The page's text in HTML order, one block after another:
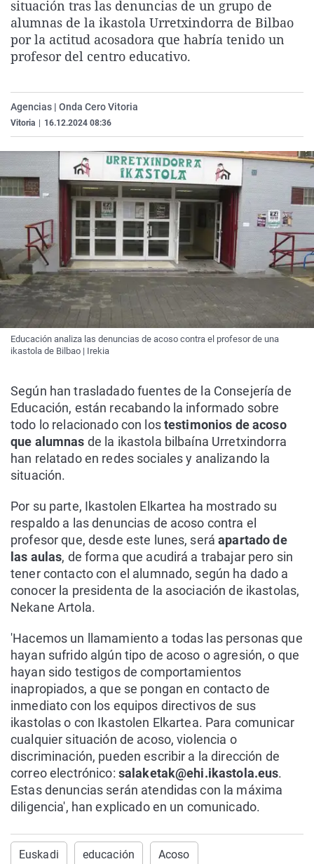
La rosa de los vientos
Gente viajera
Caso
Retornados
Extremadura
Galicia
Virales
Televisión
situación tras las denuncias de un grupo de
alumnas de la ikastola Urretxindorra de Bilbao
por la actitud acosadora que habría tenido un
profesor del centro educativo.
Agencias | Onda Cero Vitoria
Vitoria 16.12.2024 08:36
Educación analiza las denuncias de acoso contra el profesor de una
ikastola de Bilbao | Irekia
Según han trasladado fuentes de la Consejería de
Educación, están recabando la informado sobre
todo lo relacionado con lostestimonios de acoso
que alumnas de la ikastola bilbaína Urretxindorra
han relatado en redes sociales y analizando la
situación.
Por su parte, Ikastolen Elkartea ha mostrado su
respaldo a las denuncias de acoso contra el
profesor que, desde este lunes, seráapartado de
las aulas, de forma que acudirá a trabajar pero sin
tener contacto con el alumnado, según ha dado a
conocer la presidenta de la asociación de ikastolas,
Nekane Artola.
'Hacemos un llamamiento a todas las personas que
hayan sufrido algún tipo de acoso o agresión, o que
hayan sido testigos de comportamientos
inapropiados, a que se pongan en contacto de
inmediato con los equipos directivos de sus
ikastolas o con Ikastolen Elkartea. Para comunicar
cualquier situación de acoso, violencia o
discriminación, pueden escribir a la dirección de
correo electrónico: salaketak@ehi.ikastola.eus.
Estas denuncias serán atendidas con la máxima
diligencia', han explicado en un comunicado.
Euskadi educación Acoso